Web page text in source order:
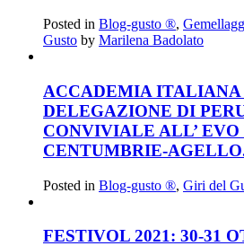
Posted in Blog-gusto ®,
Gusto by Marilena Badolato
ACCADEMIA
DELEGAZIONE DI
CONVIVIALE ALL’
CENTUMBRIE-
Posted in Blog-gusto ®, Giri del
FESTIVOL 2021: 30-31